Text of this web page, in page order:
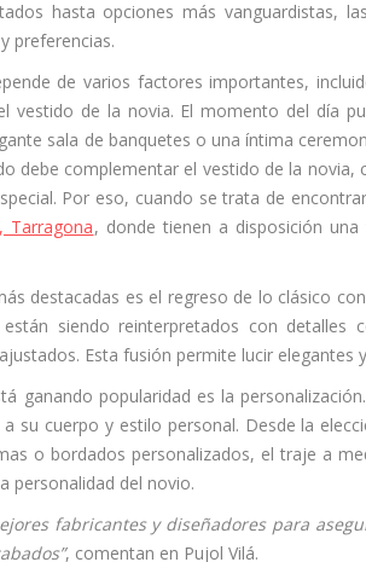
hasta opciones más vanguardistas,
preferencias.
de varios factores importantes,
vestido de la novia. El momento del día
sala de banquetes o una íntima
debe complementar el vestido de la novia,
Por eso, cuando se trata de
Tarragona, donde tienen a disposición
destacadas es el regreso de lo clásico
siendo reinterpretados con detalles
Esta fusión permite lucir elegantes
ganando popularidad es la
su cuerpo y estilo personal. Desde la
o bordados personalizados, el traje a
personalidad del novio.
fabricantes y diseñadores para
, comentan en Pujol Vilá.